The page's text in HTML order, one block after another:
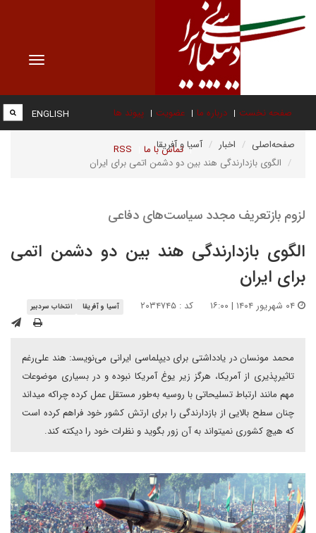
Toggle
صفحه نخست درباره ما عضویت پیوند ها
تماس با ما RSS
ENGLISH
صفحه‌اصلی اخبار
آسیا و آفریقا
الگوی بازدارندگی هند بین دو دشمن اتمی برای ایران
لزوم بازتعریف مجدد سیاست‌های دفاعی
الگوی بازدارندگی هند بین دو دشمن اتمی
برای ایران
کد : ۲۰۳۴۷۴۵ آسیا و آفریقا انتخاب سردبیر
محمد مونسان در یادداشتی برای دیپلماسی ایرانی می‌نویسد: هند علی‌رغم
تاثیرپذیری از آمریکا، هرگز زیر یوغ آمریکا نبوده و در بسیاری موضوعات
مهم مانند ارتباط تسلیحاتی با روسیه به‌طور مستقل عمل کرده چراکه میداند
چنان سطح بالایی از بازدارندگی را برای ارتش کشور خود فراهم کرده است
که هیچ کشوری نمی­تواند به آن زور بگوید و نظرات خود را دیکته کند.